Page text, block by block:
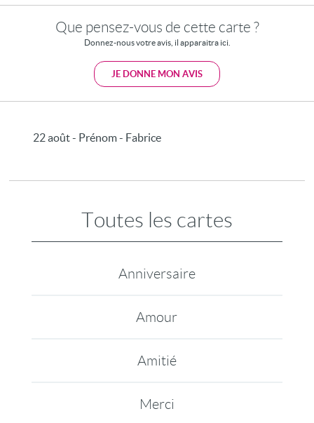
Que pensez-vous de cette carte ?
Donnez-nous votre avis, il apparaitra ici.
JE DONNE MON AVIS
22 août - Prénom - Fabrice
Toutes les cartes
Anniversaire
Amour
Amitié
Merci